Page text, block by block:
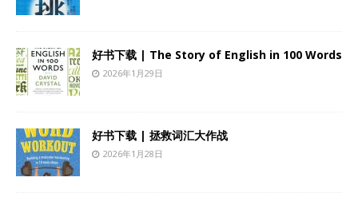
好书下载 | The Story of English in 100 Words
2026年1月29日
好书下载 | 拯救词汇大作战
2026年1月28日